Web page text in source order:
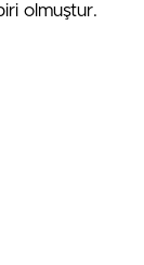
olmuştur.